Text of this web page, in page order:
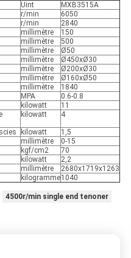
Uint
MXB3515A
r/min
6050
r/min
2840
millimètre
150
millimètre
500
millimètre
Ø50
millimètre
Ø450xØ30
millimètre
Ø200xØ30
millimètre
Ø160xØ50
millimètre
1840
MPA
0.6-0.8
kilowatt
11
kilowatt 4
kilowatt
1,5
millimètre
0-15
kgf/cm2
70
kilowatt
2,2
millimètre
2680x1719x1263
kilogramme1040
4500r/min single end tenoner